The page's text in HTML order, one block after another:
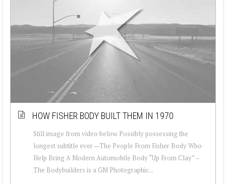
HOW FISHER BODY BUILT THEM IN 1970
Still image from video below. Possibly possessing the
longest subtitle ever —The People From Fisher Body Who
Help Bring A Modern Automobile Body “Up From Clay” –
The Bodybuilders is a GM Photographic...